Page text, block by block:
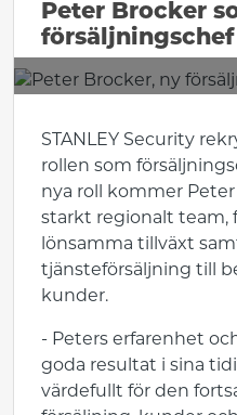
Peter Brocker
försäljningschef
STANLEY Security
rollen som
nya roll kommer
starkt regionalt team,
lönsamma tillväxt
tjänsteförsäljning till
kunder.
- Peters erfarenhet
goda resultat i sina
värdefullt för den